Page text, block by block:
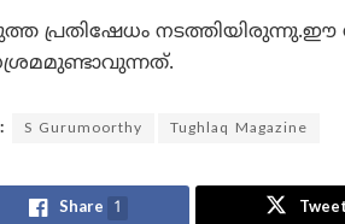
പ്രതിഷേധം നടത്തിയിരുന്നു.ഈ
S Gurumoorthy Tughlaq Magazine
Share 1 Tweet